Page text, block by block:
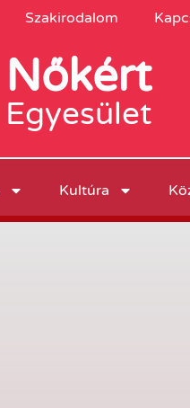
Szakirodalom
Nőkért
Egyesület
Kultúra